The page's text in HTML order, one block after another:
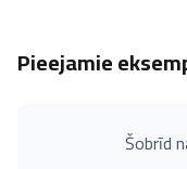
Pieejamie
Šobrīd